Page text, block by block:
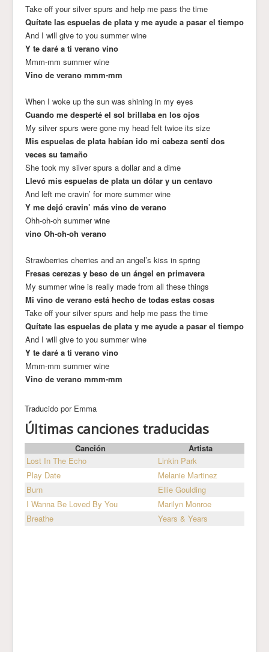
Take off your silver spurs and help me pass the time
Quítate las espuelas de plata y me ayude a pasar el tiempo
And I will give to you summer wine
Y te daré a ti verano vino
Mmm-mm summer wine
Vino de verano mmm-mm
When I woke up the sun was shining in my eyes
Cuando me desperté el sol brillaba en los ojos
My silver spurs were gone my head felt twice its size
Mis espuelas de plata habían ido mi cabeza sentí dos
veces su tamaño
She took my silver spurs a dollar and a dime
Llevó mis espuelas de plata un dólar y un centavo
And left me cravin’ for more summer wine
Y me dejó cravin’ más vino de verano
Ohh-oh-oh summer wine
vino Oh-oh-oh verano
Strawberries cherries and an angel’s kiss in spring
Fresas cerezas y beso de un ángel en primavera
My summer wine is really made from all these things
Mi vino de verano está hecho de todas estas cosas
Take off your silver spurs and help me pass the time
Quítate las espuelas de plata y me ayude a pasar el tiempo
And I will give to you summer wine
Y te daré a ti verano vino
Mmm-mm summer wine
Vino de verano mmm-mm
Traducido por Emma
Últimas canciones traducidas
Canción
Artista
Lost In The Echo
Linkin Park
Play Date
Melanie Martinez
Burn
Ellie Goulding
I Wanna Be Loved By You
Marilyn Monroe
Breathe
Years & Years